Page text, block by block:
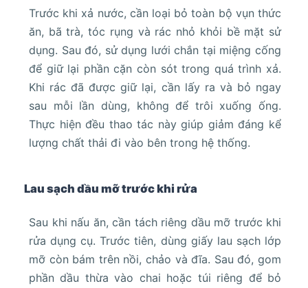
Trước khi xả nước, cần loại bỏ toàn bộ vụn thức
ăn, bã trà, tóc rụng và rác nhỏ khỏi bề mặt sử
dụng. Sau đó, sử dụng lưới chắn tại miệng cống
để giữ lại phần cặn còn sót trong quá trình xả.
Khi rác đã được giữ lại, cần lấy ra và bỏ ngay
sau mỗi lần dùng, không để trôi xuống ống.
Thực hiện đều thao tác này giúp giảm đáng kể
lượng chất thải đi vào bên trong hệ thống.
Lau sạch dầu mỡ trước khi rửa
Sau khi nấu ăn, cần tách riêng dầu mỡ trước khi
rửa dụng cụ. Trước tiên, dùng giấy lau sạch lớp
mỡ còn bám trên nồi, chảo và đĩa. Sau đó, gom
phần dầu thừa vào chai hoặc túi riêng để bỏ